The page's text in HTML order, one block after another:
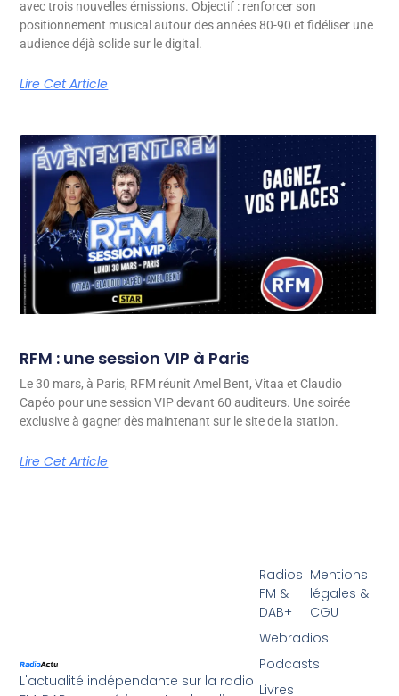
avec trois nouvelles émissions. Objectif : renforcer son
positionnement musical autour des années 80-90 et fidéliser une
audience déjà solide sur le digital.
Lire Cet Article
RFM : une session VIP à Paris
Le 30 mars, à Paris, RFM réunit Amel Bent, Vitaa et Claudio
Capéo pour une session VIP devant 60 auditeurs. Une soirée
exclusive à gagner dès maintenant sur le site de la station.
Lire Cet Article
L'actualité indépendante sur la radio
Radios
FM &
DAB+
Webradios
Podcasts
Livres
Mentions
légales &
CGU